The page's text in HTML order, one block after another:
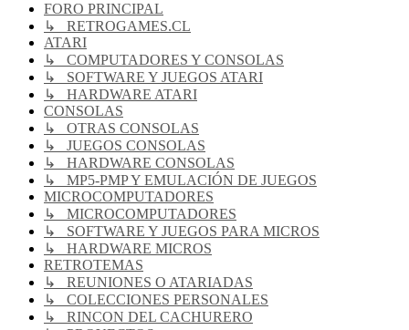
FORO PRINCIPAL
↳ RETROGAMES.CL
ATARI
↳ COMPUTADORES Y CONSOLAS
↳ SOFTWARE Y JUEGOS ATARI
↳ HARDWARE ATARI
CONSOLAS
↳ OTRAS CONSOLAS
↳ JUEGOS CONSOLAS
↳ HARDWARE CONSOLAS
↳ MP5-PMP Y EMULACIÓN DE JUEGOS
MICROCOMPUTADORES
↳ MICROCOMPUTADORES
↳ SOFTWARE Y JUEGOS PARA MICROS
↳ HARDWARE MICROS
RETROTEMAS
↳ REUNIONES O ATARIADAS
↳ COLECCIONES PERSONALES
↳ RINCON DEL CACHURERO